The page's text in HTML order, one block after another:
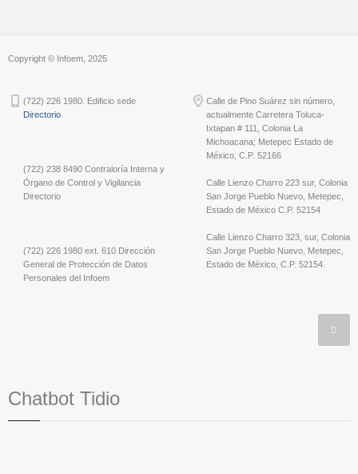
Copyright © Infoem, 2025
(722) 226 1980. Edificio sede
Directorio
(722) 238 8490 Contraloría Interna y
Órgano de Control y Vigilancia
Directorio
(722) 226 1980 ext. 610 Dirección
General de Protección de Datos
Personales del Infoem
Calle de Pino Suárez sin número,
actualmente Carretera Toluca-
Ixtapan # 111, Colonia La
Michoacana; Metepec Estado de
México, C.P. 52166
Calle Lienzo Charro 223 sur, Colonia
San Jorge Pueblo Nuevo, Metepec,
Estado de México C.P. 52154
Calle Lienzo Charro 323, sur, Colonia
San Jorge Pueblo Nuevo, Metepec,
Estado de México, C.P. 52154.
Chatbot Tidio